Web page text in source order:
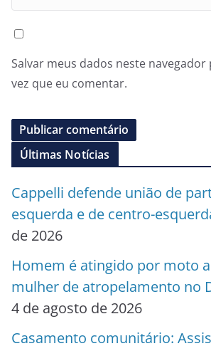
Salvar meus dados neste
vez que eu comentar.
Últimas Notícias
Cappelli defende união de
esquerda e de centro-
de 2026
Homem é atingido por moto
mulher de atropelamento no
4 de agosto de 2026
Casamento comunitário: